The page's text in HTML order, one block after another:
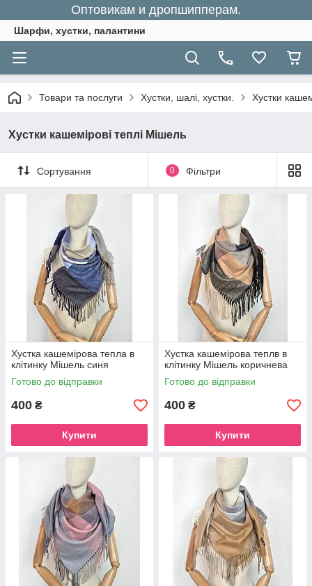
Оптовикам и дропшипперам.
Шарфи, хустки, палантини
Товари та послуги Хустки, шалі, хустки. Хустки
Хустки кашемірові теплі Мішель
Сортування 0 Фільтри
Хустка кашемірова тепла в
клітинку Мішель синя
Готово до відправки
400 ₴
Купити
Хустка кашемірова теплв в
клітинку Мішель коричнева
Готово до відправки
400 ₴
Купити